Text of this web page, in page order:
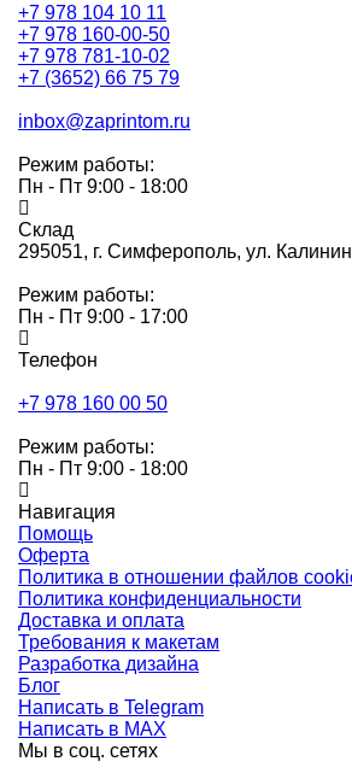
+7 978 104 10 11
+7 978 160-00-50
+7 978 781-10-02
+7 (3652) 66 75 79
inbox@zaprintom.ru
Режим работы:
Пн - Пт 9:00 - 18:00
Склад
295051, г. Симферополь, ул.
Режим работы:
Пн - Пт 9:00 - 17:00
Телефон
+7 978 160 00 50
Режим работы:
Пн - Пт 9:00 - 18:00
Навигация
Помощь
Оферта
Политика в отношении файлов
Политика конфиденциальности
Доставка и оплата
Требования к макетам
Разработка дизайна
Блог
Написать в Telegram
Написать в MAX
Мы в соц. сетях